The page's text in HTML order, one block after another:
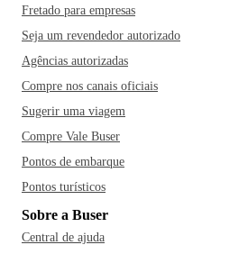
Fretado para empresas
Seja um revendedor autorizado
Agências autorizadas
Compre nos canais oficiais
Sugerir uma viagem
Compre Vale Buser
Pontos de embarque
Pontos turísticos
Sobre a Buser
Central de ajuda